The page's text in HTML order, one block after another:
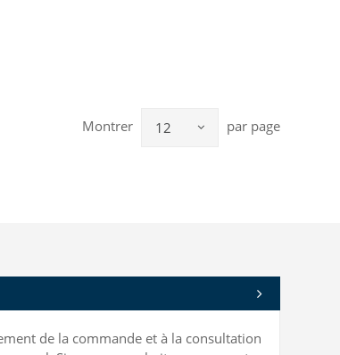
Montrer 12 par page
de la commande et à la consultation